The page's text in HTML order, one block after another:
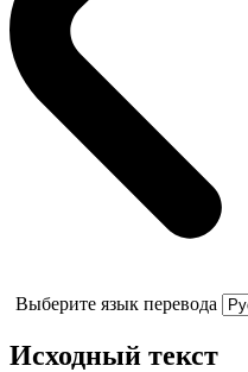
Выберите язык перевода
Исходный текст